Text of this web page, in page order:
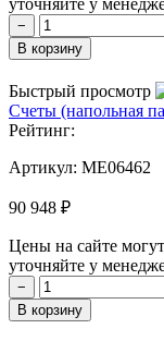
−
В корзину
Быстрый просмотр
Счеты (напольная
Рейтинг:
Артикул: MЕ06462
90 948 ₽
Цены на сайте
уточняйте у
−
В корзину